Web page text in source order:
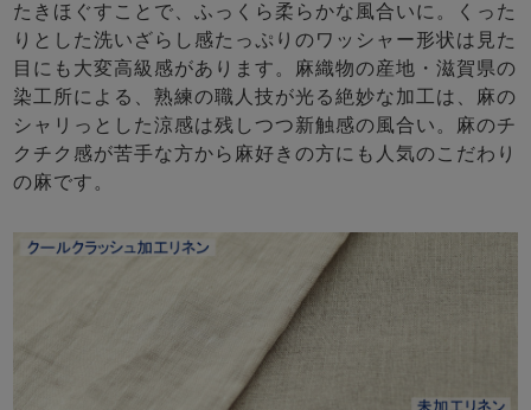
たきほぐすことで、ふっくら柔らかな風合いに。くった
りとした洗いざらし感たっぷりのワッシャー形状は見た
目にも大変高級感があります。麻織物の産地・滋賀県の
染工所による、熟練の職人技が光る絶妙な加工は、麻の
シャリっとした涼感は残しつつ新触感の風合い。麻のチ
クチク感が苦手な方から麻好きの方にも人気のこだわり
の麻です。